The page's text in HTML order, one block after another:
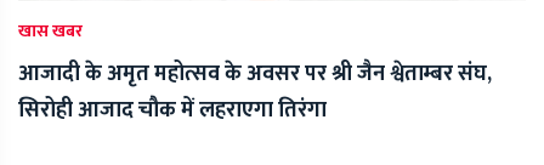
खास खबर
आजादी के अमृत महोत्सव के अवसर पर श्री जैन श्वेताम्बर संघ,
सिरोही आजाद चौक में लहराएगा तिरंगा